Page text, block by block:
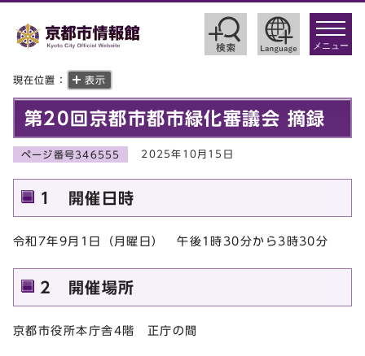
toggle
メニュー
現在位置： 表示
第20回京都市都市緑化審議会 摘録
ページ番号346555 2025年10月15日
1 開催日時
令和7年9月1日（月曜日） 午後1時30分から3時30分
2 開催場所
京都市役所本庁舎4階 正庁の間